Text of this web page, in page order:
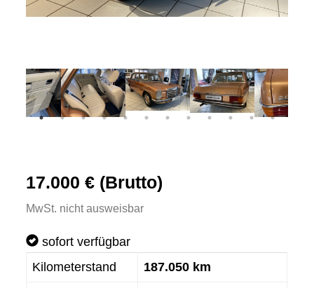
17.000 € (Brutto)
MwSt. nicht ausweisbar
sofort verfügbar
Kilometerstand
187.050 km